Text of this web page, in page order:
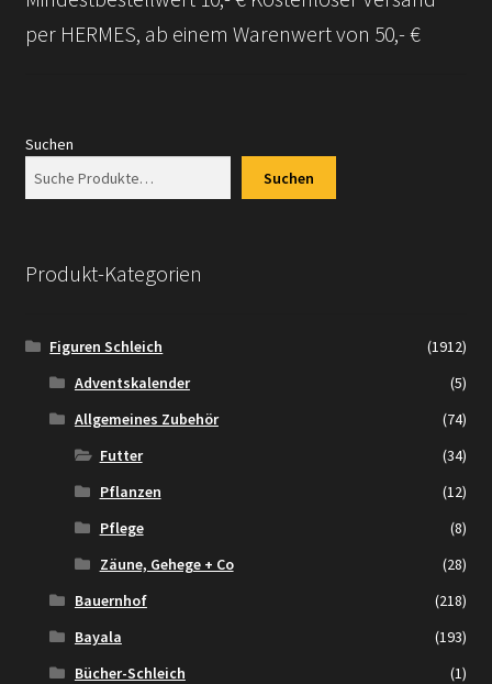
per HERMES, ab einem Warenwert von 50,- €
Suchen
Suchen
Produkt-Kategorien
Figuren Schleich
(1912)
Adventskalender
(5)
Allgemeines Zubehör
(74)
Futter
(34)
Pflanzen
(12)
Pflege
(8)
Zäune, Gehege + Co
(28)
Bauernhof
(218)
Bayala
(193)
Bücher-Schleich
(1)